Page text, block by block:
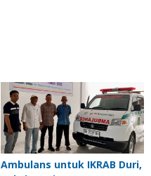
Ambulans untuk IKRAB Duri,